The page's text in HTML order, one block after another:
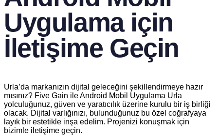
Uygulama için
İletişime Geçin
Urla’da markanızın dijital geleceğini şekillendirmeye hazır
mısınız? Five Gain ile Android Mobil Uygulama Urla
yolculuğunuz, güven ve yaratıcılık üzerine kurulu bir iş birliği
olacak. Dijital varlığınızı, bulunduğunuz bu özel coğrafyaya
layık bir estetikle inşa edelim. Projenizi konuşmak için
bizimle iletişime geçin.